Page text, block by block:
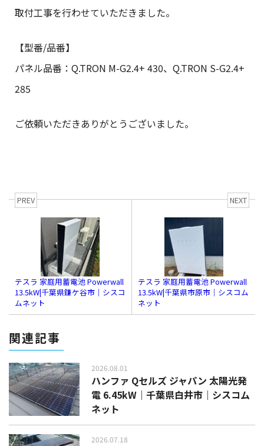
取付工事を行わせていただきました。
【型番/品番】
パネル品番：Q.TRON M-G2.4+ 430、Q.TRON S-G2.4+
285
ご依頼いただきありがとうございました。
PREV
テスラ 家庭用蓄電池 Powerwall
13.5kW|千葉県鎌ケ谷市｜シスコ
ムネット
NEXT
テスラ 家庭用蓄電池 Powerwall
13.5kW|千葉県市原市｜シスコム
ネット
関連記事
2026.08.01
ハンファ Qセルズ ジャパン 太陽光発
電 6.45kW｜千葉県白井市｜シスコム
ネット
2026.07.18